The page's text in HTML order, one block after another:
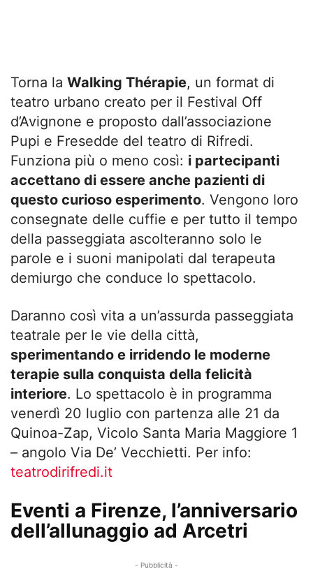
Torna la Walking Thérapie, un format di
teatro urbano creato per il Festival Off
d’Avignone e proposto dall’associazione
Pupi e Fresedde del teatro di Rifredi.
Funziona più o meno così: i partecipanti
accettano di essere anche pazienti di
questo curioso esperimento. Vengono loro
consegnate delle cuffie e per tutto il tempo
della passeggiata ascolteranno solo le
parole e i suoni manipolati dal terapeuta
demiurgo che conduce lo spettacolo.
Daranno così vita a un’assurda passeggiata
teatrale per le vie della città,
sperimentando e irridendo le moderne
terapie sulla conquista della felicità
interiore. Lo spettacolo è in programma
venerdì 20 luglio con partenza alle 21 da
Quinoa-Zap, Vicolo Santa Maria Maggiore 1
– angolo Via De’ Vecchietti. Per info:
teatrodirifredi.it
Eventi a Firenze, l’anniversario
dell’allunaggio ad Arcetri
- Pubblicità -